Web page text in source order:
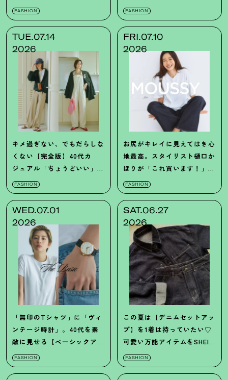
FASHION
発ブランド】5選
FASHION
TUE.07.14
2026
キメ過ぎない、でもだらしな
くない【完全版】40代カ
ジュアル「ちょうどいい」バ
ランスの正解7選
FASHION
FRI.07.10
2026
お尻がキレイに見えてはき心
地最高。スタイリスト樋口か
ほりが「これ買います ！ 」と
叫んだマウジーのデニムとは
FASHION
WED.07.01
2026
「無印のTシャツ」に「ヴィ
ンテージ時計」。40代を素
敵に見せる【ベーシックアイ
テム】の流儀
FASHION
SAT.06.27
2026
この夏は【デニムセットアッ
プ】を1着は持っていたい♡
可愛い万能アイテムをSHEIN
でゲット！
FASHION